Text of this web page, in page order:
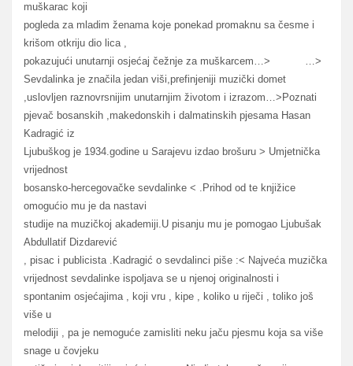
muškarac koji
pogleda za mladim ženama koje ponekad promaknu sa česme i
krišom otkriju dio lica ,
pokazujući unutarnji osjećaj čežnje za muškarcem…> …>
Sevdalinka je značila jedan viši,prefinjeniji muzički domet
,uslovljen raznovrsnijim unutarnjim životom i izrazom…>Poznati
pjevač bosanskih ,makedonskih i dalmatinskih pjesama Hasan
Kadragić iz
Ljubuškog je 1934.godine u Sarajevu izdao brošuru > Umjetnička
vrijednost
bosansko-hercegovačke sevdalinke < .Prihod od te knjižice
omogućio mu je da nastavi
studije na muzičkoj akademiji.U pisanju mu je pomogao Ljubušak
Abdullatif Dizdarević
, pisac i publicista .Kadragić o sevdalinci piše :< Najveća muzička
vrijednost sevdalinke ispoljava se u njenoj originalnosti i
spontanim osjećajima , koji vru , kipe , koliko u riječi , toliko još
više u
melodiji , pa je nemoguće zamisliti neku jaču pjesmu koja sa više
snage u čovjeku